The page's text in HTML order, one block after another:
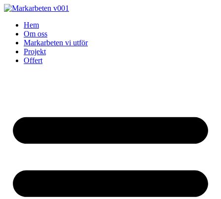
Skip
contentHem
Om oss
Markarbeten vi utför
Projekt
Offert